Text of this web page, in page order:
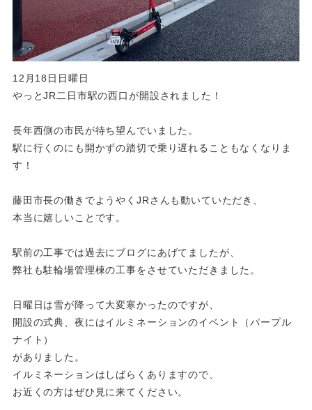
12月18日日曜日
やっとJR二日市駅の西口が開設されました！
長年西側の市民が待ち望んでいました。
駅に行くのにも開かずの踏切で乗り遅れることもなくなりま
す！
藤田市長の働きでようやくJRさんも動いていただき、
本当に嬉しいことです。
駅前の工事では過去にブログにあげてましたが、
弊社も駐輪場管理棟の工事をさせていただきました。
日曜日は雪が降って大変寒かったのですが、
開設の式典、夜にはイルミネーションのイベント（パープル
ナイト）
がありました。
イルミネーションはしばらくありますので、
お近くの方はぜひ見に来てください。